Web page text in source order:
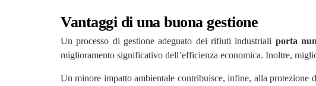
Vantaggi di una buona gestione
Un processo di gestione adeguato dei rifiuti industriali porta
miglioramento significativo dell’efficienza economica. Inoltre,
Un minore impatto ambientale contribuisce, infine, alla protezione